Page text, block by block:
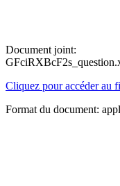
Document joint:
Cliquez pour accéder au
Format du document: